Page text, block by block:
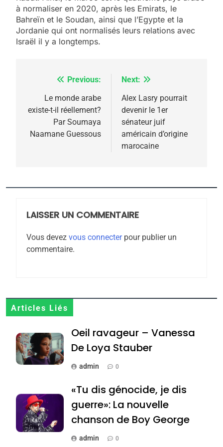
à normaliser en 2020, après les Emirats, le
Bahreïn et le Soudan, ainsi que l’Egypte et la
Jordanie qui ont normalisés leurs relations avec
Israël il y a longtemps.
Navigation
l’article
Previous:
Le monde arabe
existe-t-il réellement?
Par Soumaya
Naamane Guessous
Next:
Alex Lasry pourrait
devenir le 1er
sénateur juif
américain d’origine
marocaine
LAISSER UN COMMENTAIRE
Vous devez vous connecterpour publier un
commentaire.
Articles Liés
Oeil ravageur – Vanessa
De Loya Stauber
admin 0
«Tu dis génocide, je dis
guerre»: La nouvelle
chanson de Boy George
admin 0
2025, l’année la plus
rapport d’ADL contre
FRANCE ISRAÉL
6
Zrihen-Dvir
7
Jacques Hadida
JUDAISME
Maroc : Les amandes de
Tafraout, le miel de Tadla
Azilal consacrés produits
du terroir